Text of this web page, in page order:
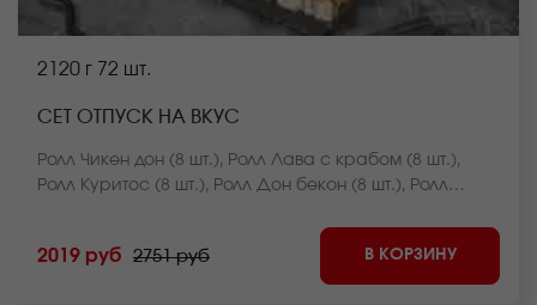
2120 г 72 шт.
СЕТ ОТПУСК НА ВКУС
Ролл Чикен дон (8 шт.), Ролл Лава с крабом (8 шт.),
Ролл Куритос (8 шт.), Ролл Дон бекон (8 шт.), Ролл
курицей запеченный (8 шт.), Ролл Оливье темпура (8
шт.), Ролл Калифорния темпура (8 шт.), Ролл Лосось
фри темпура (8 шт.) *Внешний вид блюда может
2019 руб 2751 руб В КОРЗИНУ